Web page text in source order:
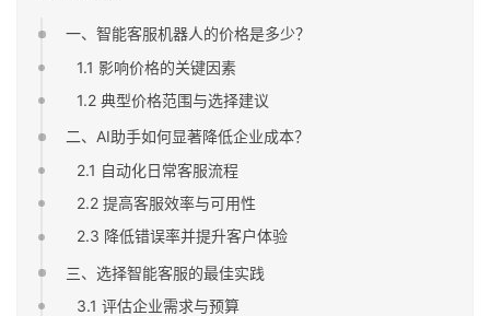
一、智能客服机器人的价格是多少？
1.1 影响价格的关键因素
1.2 典型价格范围与选择建议
二、AI助手如何显著降低企业成本？
2.1 自动化日常客服流程
2.2 提高客服效率与可用性
2.3 降低错误率并提升客户体验
三、选择智能客服的最佳实践
3.1 评估企业需求与预算